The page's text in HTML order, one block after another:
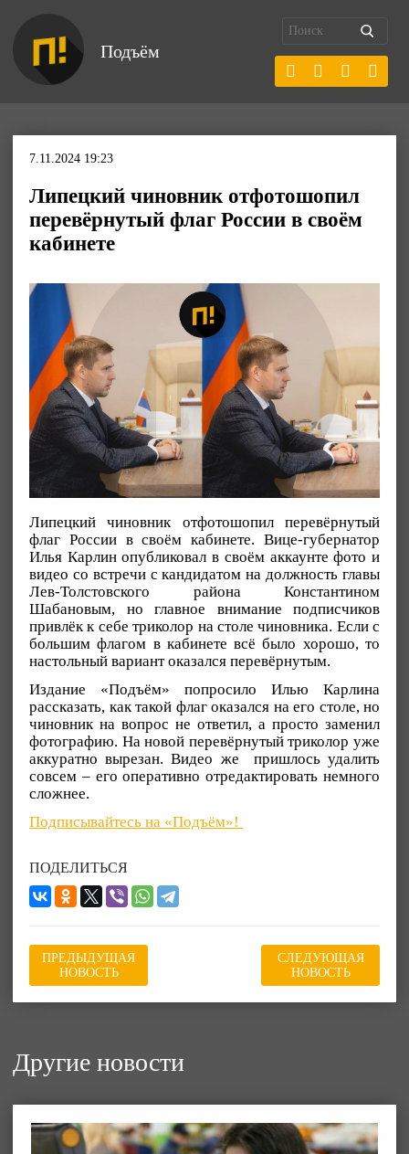
Подъём
7.11.2024 19:23
Липецкий чиновник отфотошопил
перевёрнутый флаг России в своём
кабинете
Липецкий чиновник отфотошопил перевёрнутый
флаг России в своём кабинете. Вице-губернатор
Илья Карлин опубликовал в своём аккаунте фото и
видео со встречи с кандидатом на должность главы
Лев-Толстовского района Константином
Шабановым, но главное внимание подписчиков
привлёк к себе триколор на столе чиновника. Если с
большим флагом в кабинете всё было хорошо, то
настольный вариант оказался перевёрнутым.
Издание «Подъём» попросило Илью Карлина
рассказать, как такой флаг оказался на его столе, но
чиновник на вопрос не ответил, а просто заменил
фотографию. На новой перевёрнутый триколор уже
аккуратно вырезан. Видео же пришлось удалить
совсем – его оперативно отредактировать немного
сложнее.
Подписывайтесь на «Подъём»!
ПОДЕЛИТЬСЯ
ПРЕДЫДУЩАЯ
НОВОСТЬ
СЛЕДУЮЩАЯ
НОВОСТЬ
Другие новости